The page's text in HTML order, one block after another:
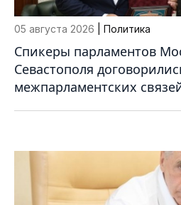
05 августа 2026 | Политика
Спикеры парламентов
Севастополя
межпарламентских